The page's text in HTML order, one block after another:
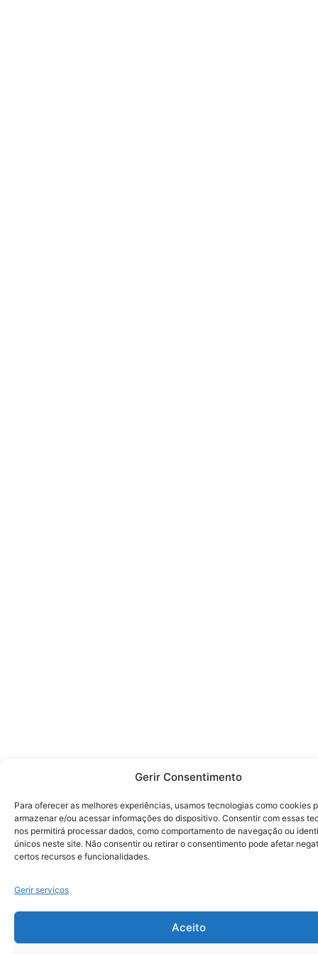
Gerir Consentimento
Para oferecer as melhores experiências, usamos tecnologias como cookies
armazenar e/ou acessar informações do dispositivo. Consentir com essas
nos permitirá processar dados, como comportamento de navegação ou
únicos neste site. Não consentir ou retirar o consentimento pode afetar
certos recursos e funcionalidades.
Gerir serviços
Aceito